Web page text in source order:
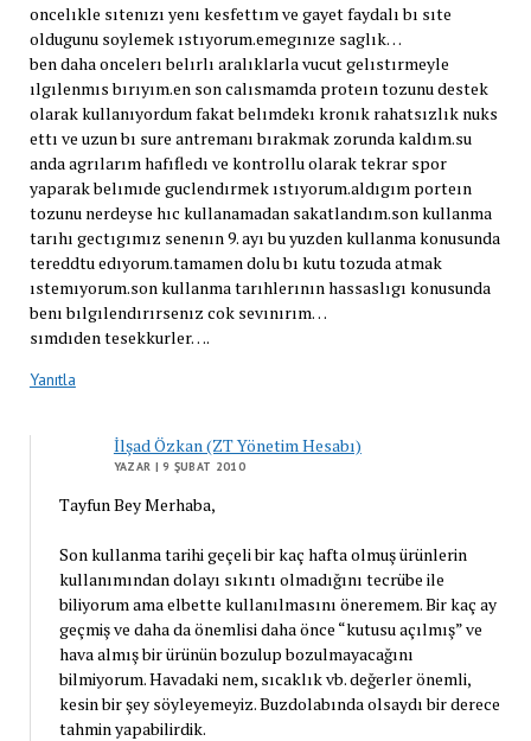
oncelıkle sıtenızı yenı kesfettım ve gayet faydalı bı sıte
oldugunu soylemek ıstıyorum.emegınıze saglık…
ben daha oncelerı belırlı aralıklarla vucut gelıstırmeyle
ılgılenmıs bırıyım.en son calısmamda proteın tozunu destek
olarak kullanıyordum fakat belımdekı kronık rahatsızlık nuks
ettı ve uzun bı sure antremanı bırakmak zorunda kaldım.su
anda agrılarım hafıfledı ve kontrollu olarak tekrar spor
yaparak belımıde guclendırmek ıstıyorum.aldıgım porteın
tozunu nerdeyse hıc kullanamadan sakatlandım.son kullanma
tarıhı gectıgımız senenın 9. ayı bu yuzden kullanma konusunda
tereddtu edıyorum.tamamen dolu bı kutu tozuda atmak
ıstemıyorum.son kullanma tarıhlerının hassaslıgı konusunda
benı bılgılendırırsenız cok sevınırım…
sımdıden tesekkurler….
Yanıtla
İlşad Özkan (ZT Yönetim Hesabı)
YAZAR | 9 ŞUBAT 2010
Tayfun Bey Merhaba,
Son kullanma tarihi geçeli bir kaç hafta olmuş ürünlerin
kullanımından dolayı sıkıntı olmadığını tecrübe ile
biliyorum ama elbette kullanılmasını öneremem. Bir kaç ay
geçmiş ve daha da önemlisi daha önce “kutusu açılmış” ve
hava almış bir ürünün bozulup bozulmayacağını
bilmiyorum. Havadaki nem, sıcaklık vb. değerler önemli,
kesin bir şey söyleyemeyiz. Buzdolabında olsaydı bir derece
tahmin yapabilirdik.